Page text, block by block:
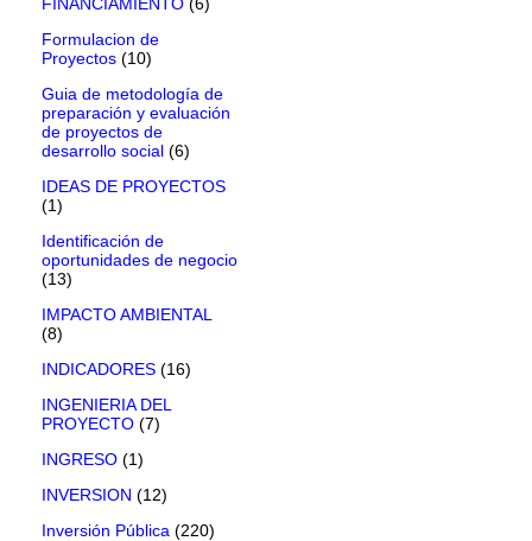
Formulacion de
Proyectos (10)
Guia de metodología de
preparación y evaluación
de proyectos de
desarrollo social (6)
IDEAS DE PROYECTOS
(1)
Identificación de
oportunidades de negocio
(13)
IMPACTO AMBIENTAL
(8)
INDICADORES (16)
INGENIERIA DEL
PROYECTO (7)
INGRESO (1)
INVERSION (12)
Inversión Pública (220)